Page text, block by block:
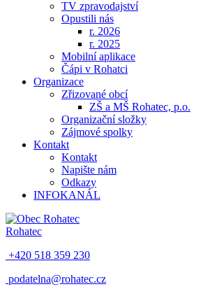
TV zpravodajství
Opustili nás
r. 2026
r. 2025
Mobilní aplikace
Čápi v Rohatci
Organizace
Zřizované obcí
ZŠ a MŠ Rohatec, p.o.
Organizační složky
Zájmové spolky
Kontakt
Kontakt
Napište nám
Odkazy
INFOKANÁL
Rohatec
+420 518 359 230
podatelna@rohatec.cz